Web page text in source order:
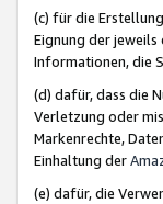
(c) für die
Eignung der
Informationen, die
(d) dafür, dass die
Verletzung oder
Markenrechte,
Einhaltung der
(e) dafür, die